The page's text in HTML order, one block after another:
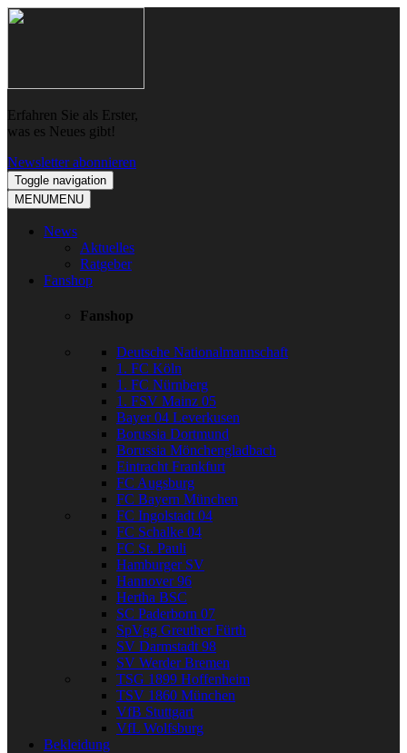
Skip
Skip
Erfahren Sie als Erster,
was es Neues gibt!
Newsletter abonnieren
Toggle navigation
MENUMENU
News
Aktuelles
Ratgeber
Fanshop
Fanshop
Deutsche Nationalmannschaft
1. FC Köln
1. FC Nürnberg
1. FSV Mainz 05
Bayer 04 Leverkusen
Borussia Dortmund
Borussia Mönchengladbach
Eintracht Frankfurt
FC Augsburg
FC Bayern München
FC Ingolstadt 04
FC Schalke 04
FC St. Pauli
Hamburger SV
Hannover 96
Hertha BSC
SC Paderborn 07
SpVgg Greuther Fürth
SV Darmstadt 98
SV Werder Bremen
TSG 1899 Hoffenheim
TSV 1860 München
VfB Stuttgart
VfL Wolfsburg
Bekleidung